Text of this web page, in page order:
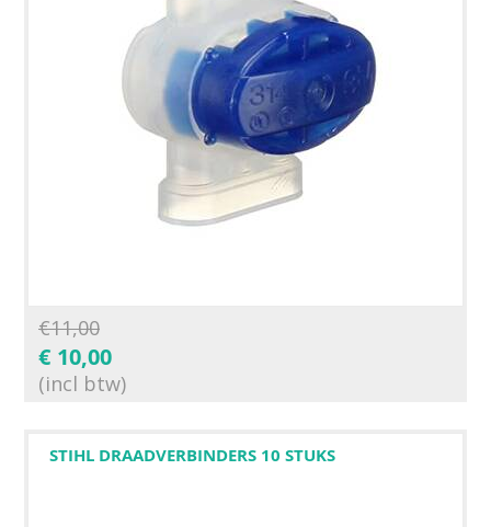
€11,00
€ 10,00
(incl btw)
STIHL DRAADVERBINDERS 10 STUKS